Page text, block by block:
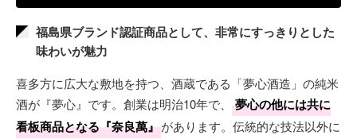
福島県ブランド認証商品として、非常にすっきりとした
味わいが魅力
喜多方に広大な敷地を持つ、酒蔵である「夢心酒造」の純米
酒が『夢心』です。創業は明治10年で、
夢心の他には共に
看板商品となる『奈良萬』があります。伝統的な技法以外に